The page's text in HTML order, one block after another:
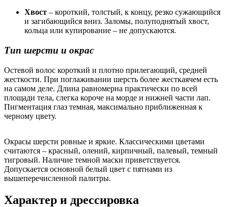
Хвост – короткий, толстый, к концу, резко сужающийся
и загибающийся вниз. Заломы, полуподнятый хвост,
кольца или купирование – не допускаются.
Тип шерсти и окрас
Остевой волос короткий и плотно прилегающий, средней
жесткости. При поглаживании шерсть более жесткаячем есть
на самом деле. Длина равномерна практически по всей
площади тела, слегка короче на морде и нижней части лап.
Пигментация глаз темная, максимально приближенная к
черному цвету.
Окрасы шерсти ровные и яркие. Классическими цветами
считаются – красный, олений, кирпичный, палевый, темный
тигровый. Наличие темной маски приветствуется.
Допускается основной белый цвет с пятнами из
вышеперечисленной палитры.
Характер и дрессировка